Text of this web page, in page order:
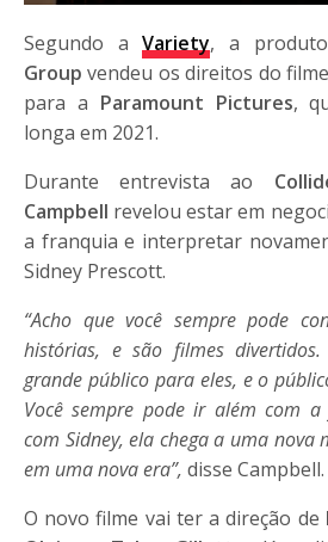
Segundo aVariety, a
Groupvendeu os direitos do filme
para a Paramount Pictures,
longa em 2021.
Durante entrevista ao
Campbell revelou estar em
a franquia e interpretar
Sidney Prescott.
“Acho que você sempre pode
histórias, e são filmes
grande público para eles, e o
Você sempre pode ir além com a
com Sidney, ela chega a uma nova
em uma nova era”,disse Campbell.
O novo filme vai ter a direção de